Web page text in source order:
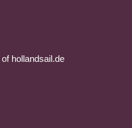
of hollandsail.de